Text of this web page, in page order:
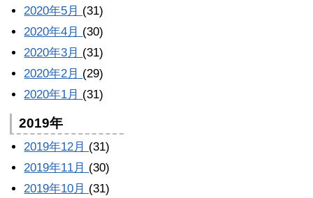
2020年5月 (31)
2020年4月 (30)
2020年3月 (31)
2020年2月 (29)
2020年1月 (31)
2019年
2019年12月 (31)
2019年11月 (30)
2019年10月 (31)